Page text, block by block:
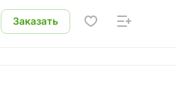
Заказать